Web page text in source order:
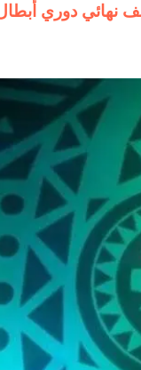
نهائي دوري أبطال